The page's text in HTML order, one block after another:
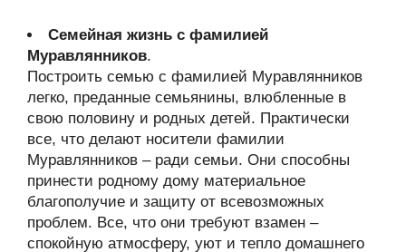
Семейная жизнь с фамилией
Муравлянников.
Построить семью с фамилией Муравлянников
легко, преданные семьянины, влюбленные в
свою половину и родных детей. Практически
все, что делают носители фамилии
Муравлянников – ради семьи. Они способны
принести родному дому материальное
благополучие и защиту от всевозможных
проблем. Все, что они требуют взамен –
спокойную атмосферу, уют и тепло домашнего